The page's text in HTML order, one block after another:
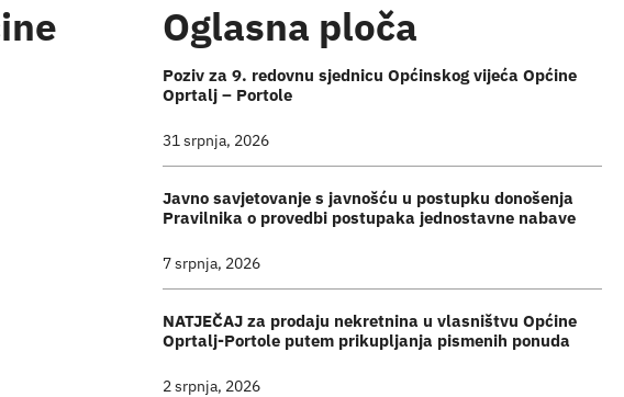
Oglasna ploča
Poziv za 9. redovnu sjednicu Općinskog vijeća Općine
Oprtalj – Portole
31 srpnja, 2026
Javno savjetovanje s javnošću u postupku donošenja
Pravilnika o provedbi postupaka jednostavne nabave
7 srpnja, 2026
NATJEČAJ za prodaju nekretnina u vlasništvu Općine
Oprtalj-Portole putem prikupljanja pismenih ponuda
2 srpnja, 2026